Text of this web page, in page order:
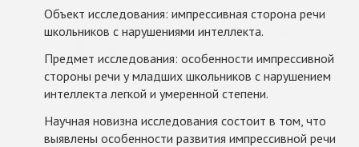
Объект исследования: импрессивная сторона речи
школьников с нарушениями интеллекта.
Предмет исследования: особенности импрессивной
стороны речи у младших школьников с нарушением
интеллекта легкой и умеренной степени.
Научная новизна исследования состоит в том, что
выявлены особенности развития импрессивной речи